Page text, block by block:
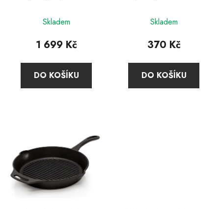
Skladem
1 699 Kč
DO KOŠÍKU
Skladem
370 Kč
DO KOŠÍKU